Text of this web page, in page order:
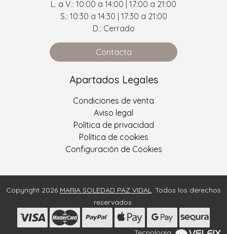
L. a V.: 10:00 a 14:00 | 17:00 a 21:00
S.: 10:30 a 14:30 | 17:30 a 21:00
D.: Cerrado
Contacta
Apartados Legales
Condiciones de venta
Aviso legal
Política de privacidad
Política de cookies
Configuración de Cookies
Copyright 2026 MARIA SOLEDAD PAZ VIDAL. Todos los derechos
reservados.